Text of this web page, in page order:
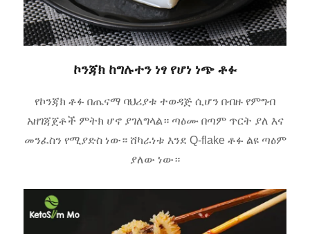
ኮንጃክ ከግሉተን ነፃ የሆነ ነጭ ቶፉ
የኮንጃክ ቶፉ በጤናማ ባህሪያቱ ተወዳጅ ሲሆን በብዙ የምግብ
አዘገጃጀቶች ምትክ ሆኖ ያገለግላል። ጣዕሙ በጣም ጥርት ያለ እና
መንፈስን የሚያድስ ነው። ሸካራነቱ እንደ Q-flake ቶፉ ልዩ ጣዕም
ያለው ነው።